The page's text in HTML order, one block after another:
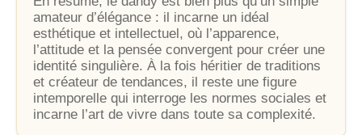
amateur d’élégance : il incarne un idéal
esthétique et intellectuel, où l’apparence,
l’attitude et la pensée convergent pour créer une
identité singulière. À la fois héritier de traditions
et créateur de tendances, il reste une figure
intemporelle qui interroge les normes sociales et
incarne l’art de vivre dans toute sa complexité.